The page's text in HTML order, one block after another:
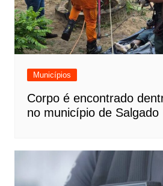
Municípios
Corpo é encontrado
no município de Salgado